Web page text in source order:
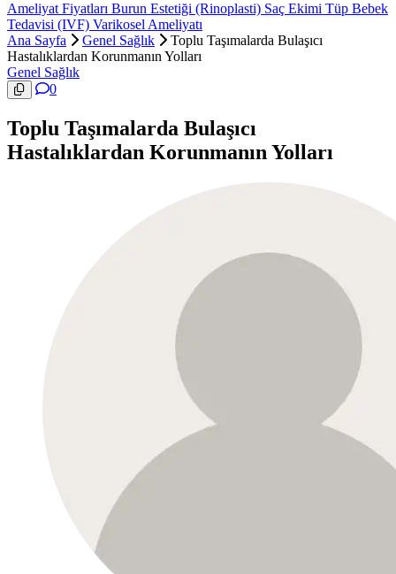
Ameliyat Fiyatları Burun Estetiği (Rinoplasti) Saç Ekimi Tüp Bebek
Tedavisi (IVF) Varikosel Ameliyatı
Ana Sayfa
Genel Sağlık
Toplu Taşımalarda Bulaşıcı
Hastalıklardan Korunmanın Yolları
Genel Sağlık
0
Toplu Taşımalarda Bulaşıcı
Hastalıklardan Korunmanın Yolları